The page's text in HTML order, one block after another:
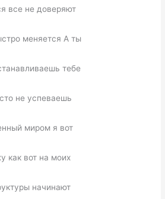
все не доверяют
меняется А ты
тебе
не успеваешь
миром я вот
как вот на моих
начинают